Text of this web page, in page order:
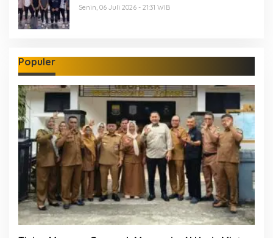
Senin, 06 Juli 2026 - 21:31 WIB
Populer